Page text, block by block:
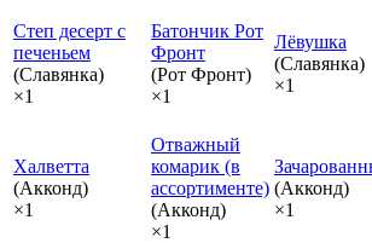
Степ десерт с
печеньем
(Славянка)
×1
Батончик Рот
Фронт
(Рот Фронт)
×1
Лёвушка
(Славянка)
×1
Халветта
(Акконд)
×1
Отважный
комарик (в
ассортименте)
(Акконд)
×1
(Акконд)
×1